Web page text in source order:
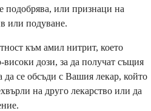
подобрява, или признаци на
или подуване.
към амил нитрит, което
високи дози, за да получат същия
да се обсъди с Вашия лекар, който
на друго лекарство или да